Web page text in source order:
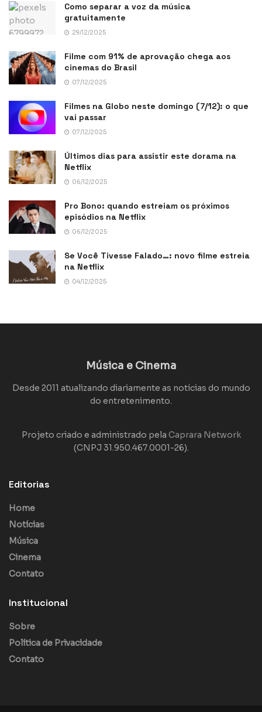
Como separar a voz da música
gratuitamente
29/12/2025
Filme com 91% de aprovação chega aos
cinemas do Brasil
07/12/2025
Filmes na Globo neste domingo (7/12): o que
vai passar
07/12/2025
Últimos dias para assistir este dorama na
Netflix
06/12/2025
Pro Bono: quando estreiam os próximos
episódios na Netflix
06/12/2025
Se Você Tivesse Falado…: novo filme estreia
na Netflix
04/12/2025
Música e Cinema
Desde 2011 atualizando diariamente as notícias do mundo
do entretenimento.
Projeto criado e administrado pela Caprara Network
(CNPJ 31.950.467.0001-26).
Editorias
Home
Notícias
Música
Cinema
Contato
Institucional
Sobre
Política de Privacidade
Contato